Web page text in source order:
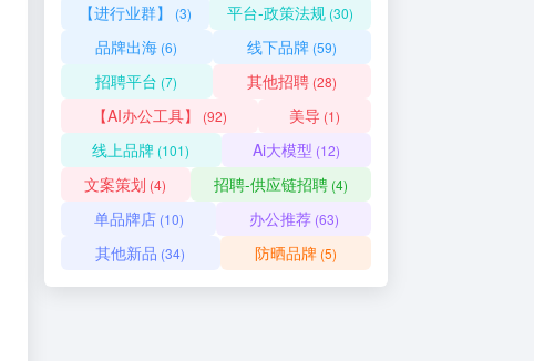
【进行业群】 (3) 平台-政策法规 (30)
品牌出海 (6) 线下品牌(59)
招聘平台 (7) 其他招聘(28)
【AI办公工具】 (92) 美导 (1)
线上品牌 (101) Ai大模型 (12)
文案策划 (4) 招聘-供应链招聘(4)
单品牌店(10) 办公推荐(63)
其他新品 (34) 防晒品牌(5)